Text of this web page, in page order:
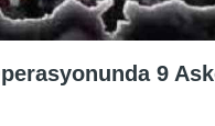
9